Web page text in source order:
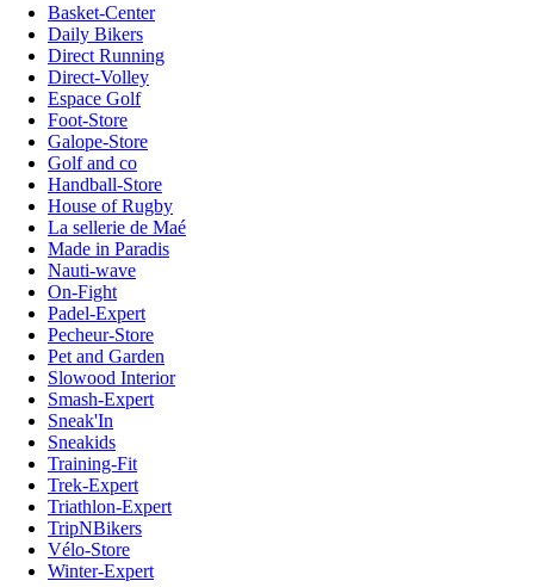
Basket-Center
Daily Bikers
Direct Running
Direct-Volley
Espace Golf
Foot-Store
Galope-Store
Golf and co
Handball-Store
House of Rugby
La sellerie de Maé
Made in Paradis
Nauti-wave
On-Fight
Padel-Expert
Pecheur-Store
Pet and Garden
Slowood Interior
Smash-Expert
Sneak'In
Sneakids
Training-Fit
Trek-Expert
Triathlon-Expert
TripNBikers
Vélo-Store
Winter-Expert